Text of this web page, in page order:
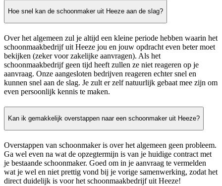
Hoe snel kan de schoonmaker uit Heeze aan de slag?
Over het algemeen zul je altijd een kleine periode hebben waarin het
schoonmaakbedrijf uit Heeze jou en jouw opdracht even beter moet
bekijken (zeker voor zakelijke aanvragen). Als het
schoonmaakbedrijf geen tijd heeft zullen ze niet reageren op je
aanvraag. Onze aangesloten bedrijven reageren echter snel en
kunnen snel aan de slag. Je zult er zelf natuurlijk gebaat mee zijn om
even persoonlijk kennis te maken.
Kan ik gemakkelijk overstappen naar een schoonmaker uit Heeze?
Overstappen van schoonmaker is over het algemeen geen probleem.
Ga wel even na wat de opzegtermijn is van je huidige contract met
je bestaande schoonmaker. Goed om in je aanvraag te vermelden
wat je wel en niet prettig vond bij je vorige samenwerking, zodat het
direct duidelijk is voor het schoonmaakbedrijf uit Heeze!